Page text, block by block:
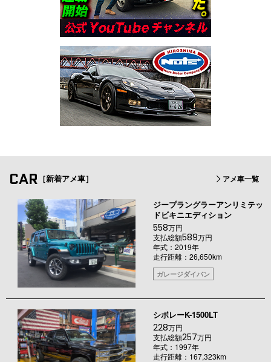
CAR ［新着アメ車］ アメ車一覧
ジープラングラーアンリミテッ
ドビキニエディション
558万円
支払総額589万円
年式：2019年
走行距離：26,650km
ガレージダイバン
シボレーK-1500LT
228万円
支払総額257万円
年式：1997年
走行距離：167,323km